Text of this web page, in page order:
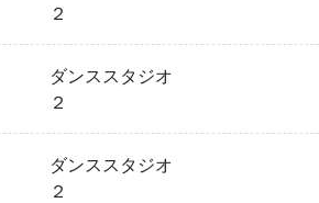
２
ダンススタジオ
２
ダンススタジオ
２